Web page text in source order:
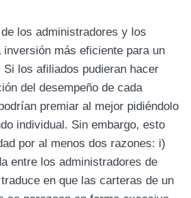
los administradores y los
más eficiente para un
los afiliados pudieran hacer
del desempeño de cada
premiar al mejor pidiéndolo
individual. Sin embargo, esto
por al menos dos razones: i)
entre los administradores de
en que las carteras de un